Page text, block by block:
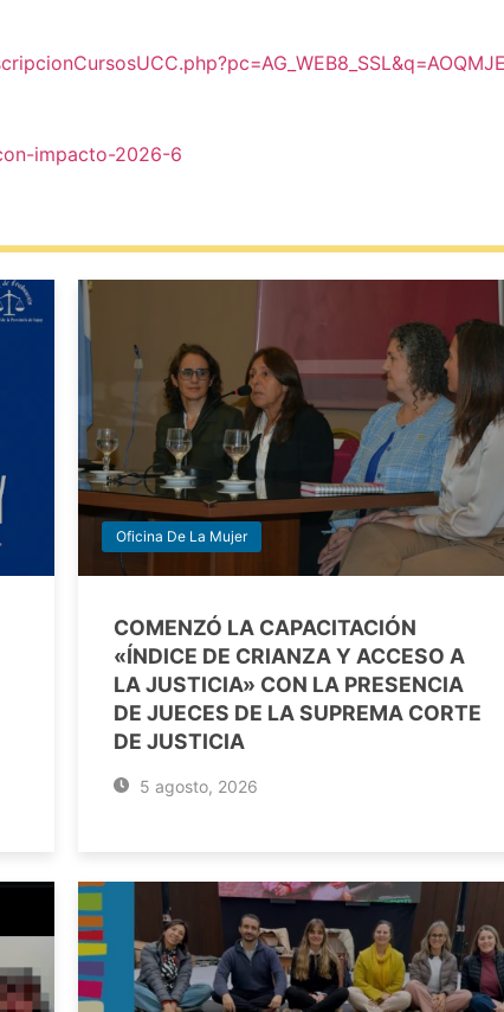
impacto-2026-6
Oficina De La Mujer
COMENZÓ LA CAPACITACIÓN
«ÍNDICE DE CRIANZA Y ACCESO A
LA JUSTICIA» CON LA PRESENCIA
DE JUECES DE LA SUPREMA CORTE
DE JUSTICIA
5 agosto, 2026